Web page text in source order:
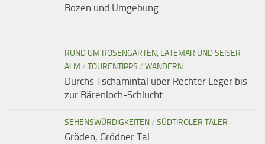
Bozen und Umgebung
RUND UM ROSENGARTEN, LATEMAR UND SEISER
ALM / TOURENTIPPS / WANDERN
Durchs Tschamintal über Rechter Leger bis
zur Bärenloch-Schlucht
SEHENSWÜRDIGKEITEN/ SÜDTIROLER TÄLER
Gröden, Grödner Tal